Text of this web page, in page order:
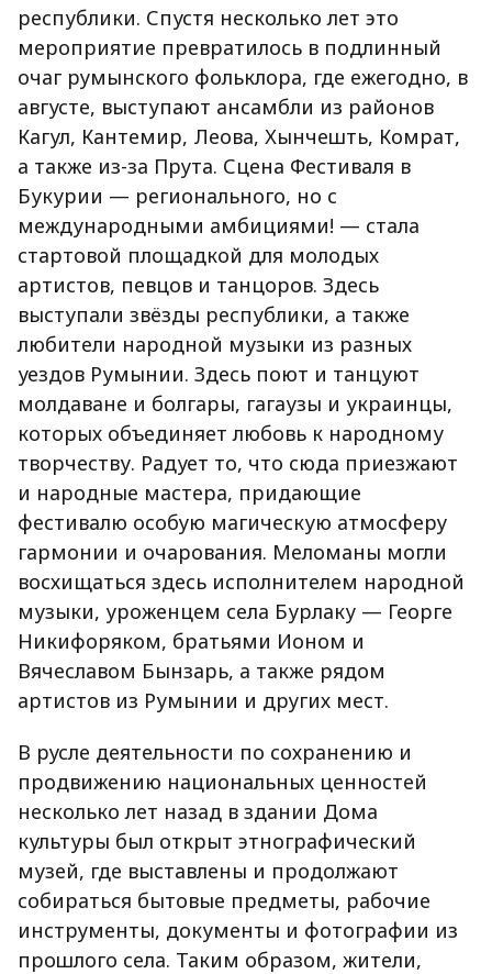
республики. Спустя несколько лет это
мероприятие превратилось в подлинный
очаг румынского фольклора, где ежегодно, в
августе, выступают ансамбли из районов
Кагул, Кантемир, Леова, Хынчешть, Комрат,
а также из-за Прута. Сцена Фестиваля в
Букурии — регионального, но с
международными амбициями! — стала
стартовой площадкой для молодых
артистов, певцов и танцоров. Здесь
выступали звёзды республики, а также
любители народной музыки из разных
уездов Румынии. Здесь поют и танцуют
молдаване и болгары, гагаузы и украинцы,
которых объединяет любовь к народному
творчеству. Радует то, что сюда приезжают
и народные мастера, придающие
фестивалю особую магическую атмосферу
гармонии и очарования. Меломаны могли
восхищаться здесь исполнителем народной
музыки, уроженцем села Бурлаку — Георге
Никифоряком, братьями Ионом и
Вячеславом Бынзарь, а также рядом
артистов из Румынии и других мест.
В русле деятельности по сохранению и
продвижению национальных ценностей
несколько лет назад в здании Дома
культуры был открыт этнографический
музей, где выставлены и продолжают
собираться бытовые предметы, рабочие
инструменты, документы и фотографии из
прошлого села. Таким образом, жители,